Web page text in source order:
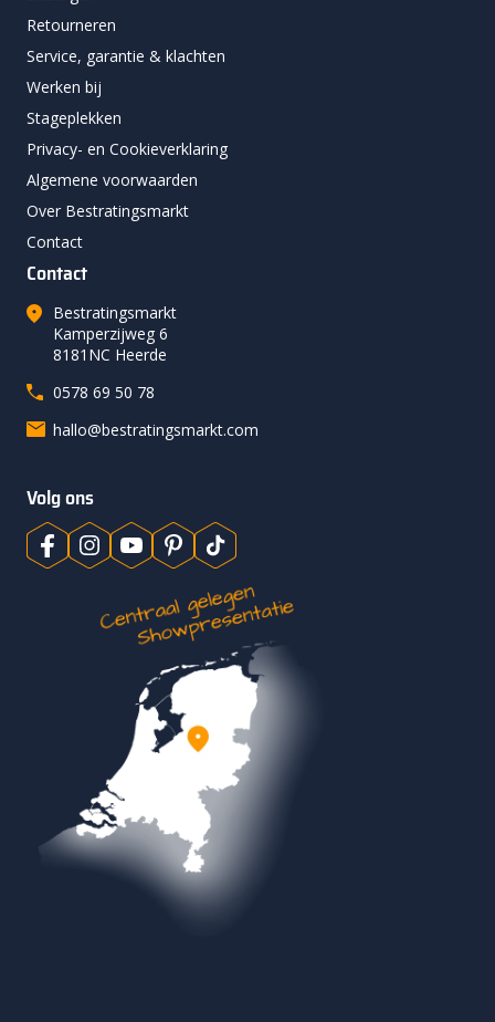
Retourneren
Service, garantie & klachten
Werken bij
Stageplekken
Privacy- en Cookieverklaring
Algemene voorwaarden
Over Bestratingsmarkt
Contact
Contact
Bestratingsmarkt
Kamperzijweg 6
8181NC Heerde
0578 69 50 78
hallo@bestratingsmarkt.com
Volg ons